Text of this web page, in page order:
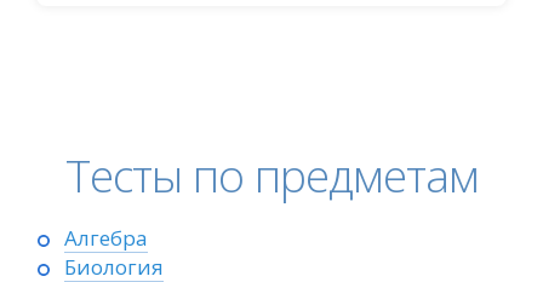
Тесты по предметам
Алгебра
Биология